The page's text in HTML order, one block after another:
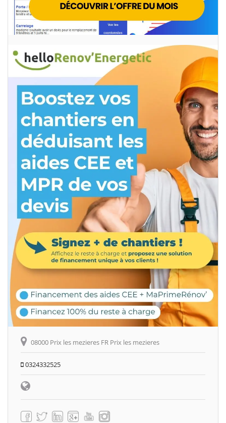
08000 Prix les mezieres FR Prix les mezieres
0324332525